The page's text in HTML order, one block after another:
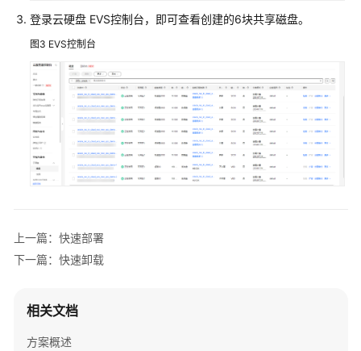
速
卸
附
应
用
化
登录云硬盘 EVS控制台，即可查看创建的6块共享磁盘。
图3 EVS控制台
上一篇：快速部署
下一篇：快速卸载
相关文档
方案概述